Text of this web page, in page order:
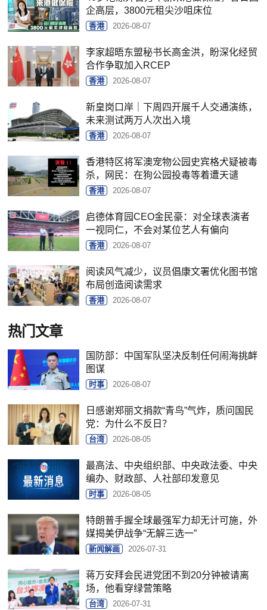
企高层，3800元租尖沙咀床位
香港 2026-08-07
李家超晤东盟秘书长高金洪，盼深化经贸
合作争取加入RCEP
香港 2026-08-07
新皇岗口岸｜下周四开展千人交通演练，
未来测试两万人次出入境
香港 2026-08-07
香港特区将军澳宠物公园史宾格犬疑被毒
杀，网民：在狗公园投毒等着遭天谴
香港 2026-08-07
启德体育园CEO金民豪：对全球表演者
一视同仁，不会对某位艺人有偏向
香港 2026-08-07
阅读风气减少，议员倡康文署优化图书馆
布局创造阅读需求
香港 2026-08-07
热门文章
国防部：中国军队坚决反制任何闹海挑衅
图谋
时事 2026-08-07
日感谢郑丽文捐款“青鸟”气炸，质问国民
党：为什么不反日？
台湾 2026-08-05
最高法、中央组织部、中央政法委、中央
编办、财政部、人社部印发意见
时事 2026-08-05
特朗普手握全球最强军力却无计可施，外
媒揭美伊战争“无解三选一”
新闻解画 2026-07-31
蒋万安拜会民进党团不到20分钟被请离
场，他看穿绿营策略
台湾 2026-07-31